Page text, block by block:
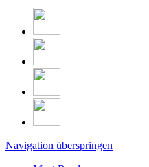
Navigation überspringen